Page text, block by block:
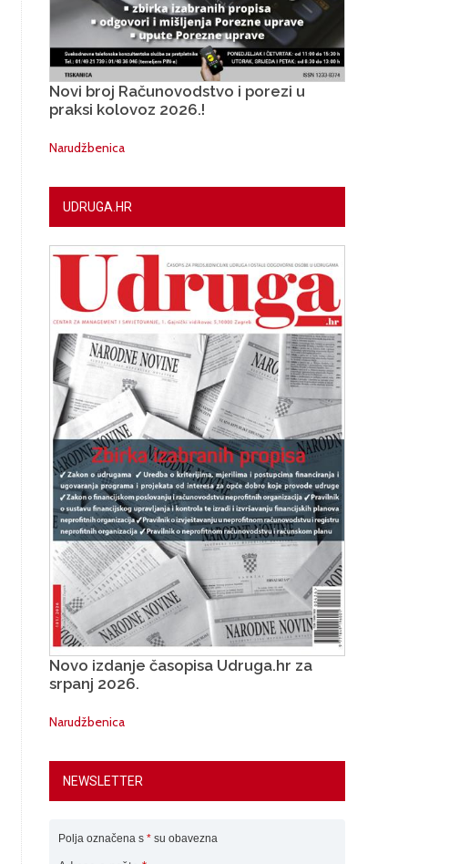
Novi broj Računovodstvo i porezi u
praksi kolovoz 2026.!
Narudžbenica
UDRUGA.HR
Novo izdanje časopisa Udruga.hr za
srpanj 2026.
Narudžbenica
NEWSLETTER
Polja označena s * su obavezna